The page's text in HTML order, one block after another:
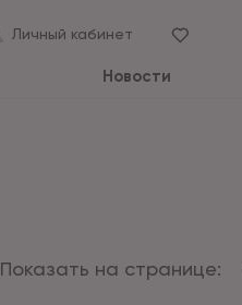
Личный кабинет
Новости
Показать на странице: